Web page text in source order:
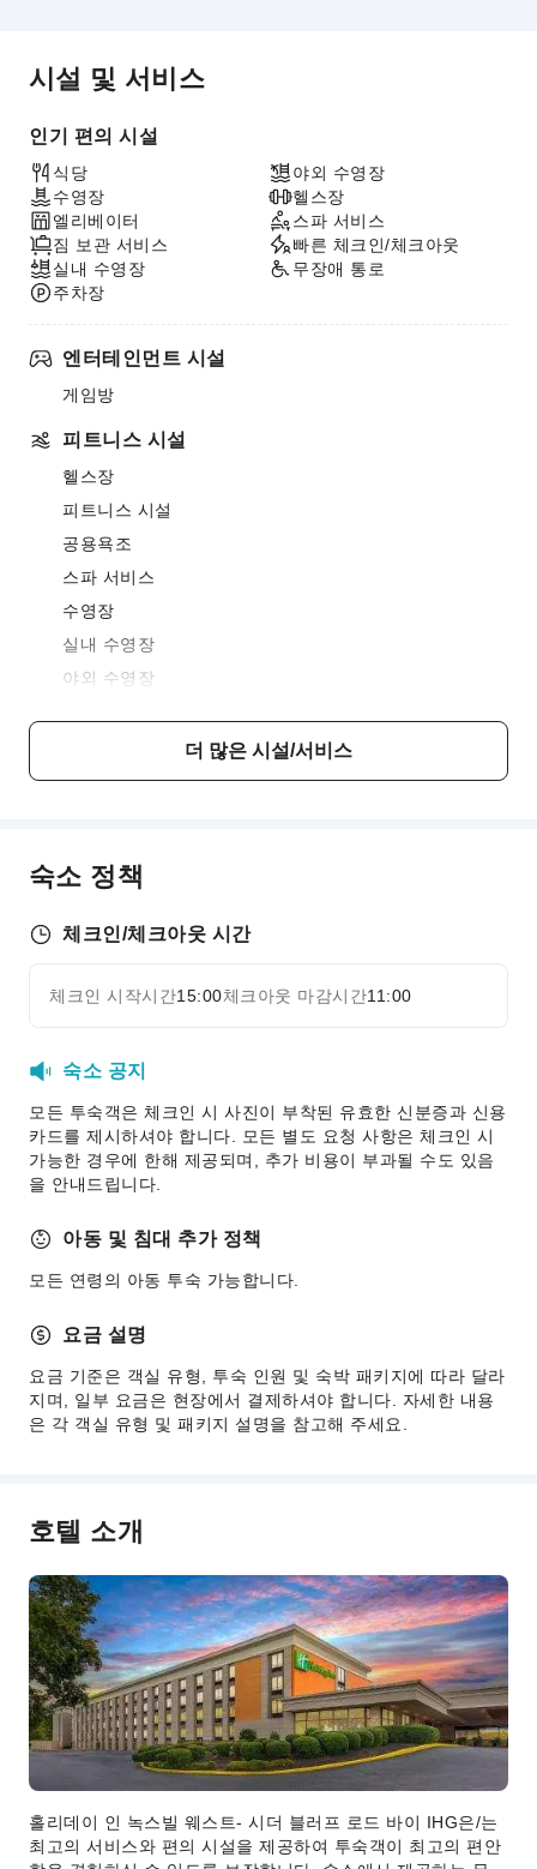
시설 및 서비스
인기 편의 시설
식당
수영장
엘리베이터
짐 보관 서비스
실내 수영장
주차장
야외 수영장
헬스장
스파 서비스
빠른 체크인/체크아웃
무장애 통로
엔터테인먼트 시설
게임방
피트니스 시설
헬스장
피트니스 시설
공용욕조
스파 서비스
수영장
실내 수영장
야외 수영장
식음료 서비스
매점 / 편의점
바비큐 시설
비즈니스 서비스
아동 수영장
스포츠 시설
테니스장
교통 서비스
청소 서비스
드라이클리닝
공용 시설
공용 구역 Wi-Fi
가든
자판기
ATM
엘리베이터
기념품 샵
흡연 구역
인터넷 서비스
공용 라운지/TV실
자세히 보기
더 많은 시설/서비스
숙소 정책
체크인/체크아웃 시간
체크인 시작시간15:00체크아웃 마감시간11:00
숙소 공지
모든 투숙객은 체크인 시 사진이 부착된 유효한 신분증과 신용
카드를 제시하셔야 합니다. 모든 별도 요청 사항은 체크인 시
가능한 경우에 한해 제공되며, 추가 비용이 부과될 수도 있음
을 안내드립니다.
아동 및 침대 추가 정책
모든 연령의 아동 투숙 가능합니다.
요금 설명
요금 기준은 객실 유형, 투숙 인원 및 숙박 패키지에 따라 달라
지며, 일부 요금은 현장에서 결제하셔야 합니다. 자세한 내용
은 각 객실 유형 및 패키지 설명을 참고해 주세요.
호텔 소개
홀리데이 인 녹스빌 웨스트- 시더 블러프 로드 바이 IHG은/는
최고의 서비스와 편의 시설을 제공하여 투숙객이 최고의 편안